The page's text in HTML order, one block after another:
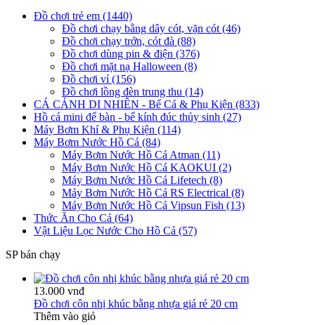
Đồ chơi trẻ em (1440)
Đồ chơi chạy bằng dây cót, vặn cót (46)
Đồ chơi chạy trớn, cót đà (88)
Đồ chơi dùng pin & điện (376)
Đồ chơi mặt nạ Halloween (8)
Đồ chơi vỉ (156)
Đồ chơi lồng đèn trung thu (14)
CÁ CẢNH DI NHIÊN - Bể Cá & Phụ Kiện (833)
Hồ cá mini để bàn - bể kính đúc thủy sinh (27)
Máy Bơm Khí & Phụ Kiện (114)
Máy Bơm Nước Hồ Cá (84)
Máy Bơm Nước Hồ Cá Atman (11)
Máy Bơm Nước Hồ Cá KAOKUI (2)
Máy Bơm Nước Hồ Cá Lifetech (8)
Máy Bơm Nước Hồ Cá RS Electrical (8)
Máy Bơm Nước Hồ Cá Vipsun Fish (13)
Thức Ăn Cho Cá (64)
Vật Liệu Lọc Nước Cho Hồ Cá (57)
SP bán chạy
13.000 vnđ
Đồ chơi côn nhị khúc bằng nhựa giá rẻ 20 cm
Thêm vào giỏ